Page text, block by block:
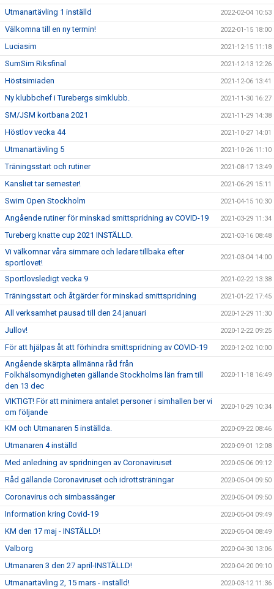
Utmanartävling 1 inställd 2022-02-04 10:53
Välkomna till en ny termin! 2022-01-15 18:00
Luciasim 2021-12-15 11:18
SumSim Riksfinal 2021-12-13 12:26
Höstsimiaden 2021-12-06 13:41
Ny klubbchef i Turebergs simklubb. 2021-11-30 16:27
SM/JSM kortbana 2021 2021-11-29 14:38
Höstlov vecka 44 2021-10-27 14:01
Utmanartävling 5 2021-10-26 11:10
Träningsstart och rutiner 2021-08-17 13:49
Kansliet tar semester! 2021-06-29 15:11
Swim Open Stockholm 2021-04-15 10:30
Angående rutiner för minskad smittspridning av COVID-19 2021-03-29 11:34
Tureberg knatte cup 2021 INSTÄLLD. 2021-03-16 08:48
Vi välkomnar våra simmare och ledare tillbaka efter
sportlovet!
2021-03-04 14:00
Sportlovsledigt vecka 9 2021-02-22 13:38
Träningsstart och åtgärder för minskad smittspridning 2021-01-22 17:45
All verksamhet pausad till den 24 januari 2020-12-29 11:30
Jullov! 2020-12-22 09:25
För att hjälpas åt att förhindra smittspridning av COVID-19 2020-12-02 10:00
Angående skärpta allmänna råd från
Folkhälsomyndigheten gällande Stockholms län fram till
den 13 dec
2020-11-18 16:49
VIKTIGT! För att minimera antalet personer i simhallen ber vi
om följande
2020-10-29 10:34
KM och Utmanaren 5 inställda. 2020-09-22 08:46
Utmanaren 4 inställd 2020-09-01 12:08
Med anledning av spridningen av Coronaviruset 2020-05-06 09:12
Råd gällande Coronaviruset och idrottsträningar 2020-05-04 09:50
Coronavirus och simbassänger 2020-05-04 09:50
Information kring Covid-19 2020-05-04 09:49
KM den 17 maj - INSTÄLLD! 2020-05-04 08:49
Valborg 2020-04-30 13:06
Utmanaren 3 den 27 april-INSTÄLLD! 2020-04-20 09:10
Utmanartävling 2, 15 mars - inställd! 2020-03-12 11:36